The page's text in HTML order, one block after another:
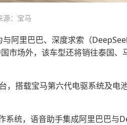
源：宝马
阿里巴巴、深度求索（
市场外，该车型还将销往泰国
搭载宝马第六代电驱系统及电
统，语音助手集成阿里巴巴与